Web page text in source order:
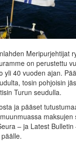
Meripurjehtijat
on perustettu
yli 40 vuoden ajan.
tosin pohjoisin
Turun seudulla.
ja pääset
maksujen
– ja Latest